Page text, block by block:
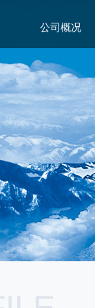
公司概况